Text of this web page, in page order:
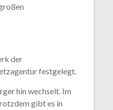
der
festgelegt.
hin wechselt. Im
gibt es in